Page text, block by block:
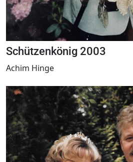
Schützenkönig 2003
Achim Hinge